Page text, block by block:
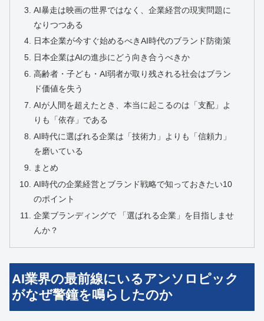
AI暴走は映画の世界ではなく、企業経営の現実問題に
なりつつある
日本企業が今すぐ始めるべきAI時代のブランド防衛策
日本企業はAIの進歩にどう向き合うべきか
高齢者・子ども・AI弱者が取り残される社会はブラン
ド価値を失う
AIが人間を超えたとき、本当に起こるのは「支配」よ
りも「依存」である
AI時代に選ばれる企業は「技術力」よりも「信頼力」
を磨いている
まとめ
AI時代の企業経営とブランド戦略で知っておきたい10
のポイント
企業ブランディングで 「選ばれる企業」を目指しませ
んか？
AI業界の最前線にいるアンソロピック
がなぜ警鐘を鳴らしたのか